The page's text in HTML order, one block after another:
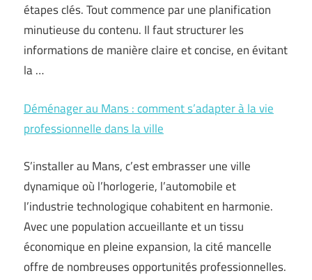
étapes clés. Tout commence par une planification
minutieuse du contenu. Il faut structurer les
informations de manière claire et concise, en évitant
la …
Déménager au Mans : comment s’adapter à la vie
professionnelle dans la ville
S’installer au Mans, c’est embrasser une ville
dynamique où l’horlogerie, l’automobile et
l’industrie technologique cohabitent en harmonie.
Avec une population accueillante et un tissu
économique en pleine expansion, la cité mancelle
offre de nombreuses opportunités professionnelles.